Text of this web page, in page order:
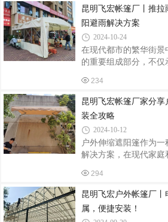
帐篷主体、支架、固
篷不仅提供了遮阳避
计和定制化的特点，成
景线。本文将详细介绍
与安装过程，帮助您打
一、定制前的准备需
的使用场景、预期效
的类型、参与人数、持
昆明飞宏帐篷厂丨推
阳避雨解决方案
2024-10-24
在现代都市的繁华街
的重要组成部分，不
所。然而，多变的天气
经营带来挑战，如何
因素，为顾客提供一个
为餐饮业主们亟需解决
拉雨篷以其灵活便捷、
为餐饮行业的优选遮
多变，适应性强推拉
可伸缩、可移动的特性
234
昆明飞宏帐篷厂家分
装全攻略
2024-10-12
户外伸缩遮阳篷作为
解决方案，在现代家
添户外空间的舒适度和
遮阳篷的性能和安全
要。本文将详细介绍户
步骤，帮助您打造一个
294
昆明飞宏户外帐篷厂
属，便捷安装！